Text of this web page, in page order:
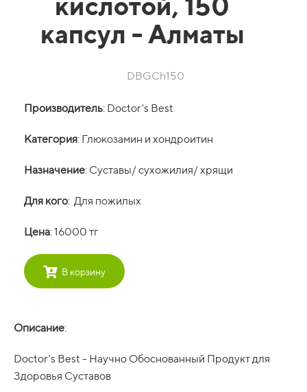
капсул - Алматы
DBGCh150
Производитель: Doctor's Best
Категория: Глюкозамин и хондроитин
Назначение: Суставы/ сухожилия/ хрящи
Для кого: Для пожилых
Цена: 16000 тг
В корзину
Описание:
Doctor's Best - Научно Обоснованный Продукт для
Здоровья Суставов